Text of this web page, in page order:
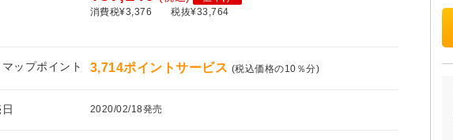
消費税¥3,376
税抜¥33,764
ップポイント 3,714ポイントサービス (税込価格の10％分)
2020/02/18発売